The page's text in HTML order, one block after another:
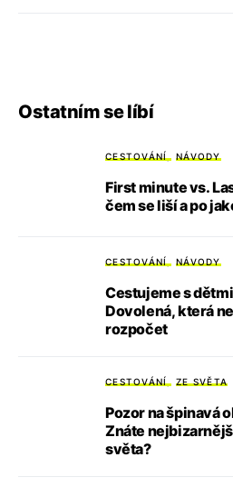
Ostatním se líbí
CESTOVÁNÍ NÁVODY
First minute vs.
čem se liší a po
CESTOVÁNÍ NÁVODY
Cestujeme s
Dovolená, která
rozpočet
CESTOVÁNÍ ZE SVĚTA
Pozor na špinavá
Znáte
světa?